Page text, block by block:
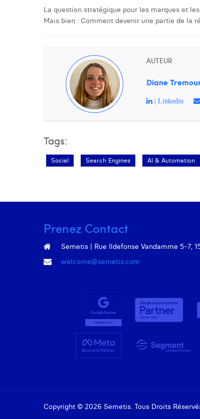
La question stratégique pour les marques et
Mais bien : Comment devenir une partie de la
AUTEUR
Diane
| Linkedin
Tags:
Social Search Engines AI & Automation
Prenez Contact
Semetis | Rue Ildefonse Vandamme 5-7,
welcome@semetis.com
Copyright © 2026 Semetis. Tous Droits